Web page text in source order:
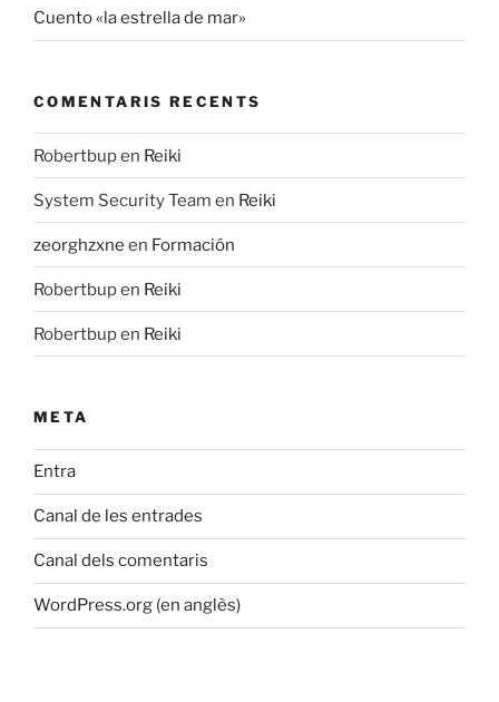
Cuento «la estrella de mar»
COMENTARIS RECENTS
Robertbupen Reiki
System Security Team en Reiki
zeorghzxne en Formación
Robertbupen Reiki
Robertbupen Reiki
META
Entra
Canal de les entrades
Canal dels comentaris
WordPress.org (en anglès)